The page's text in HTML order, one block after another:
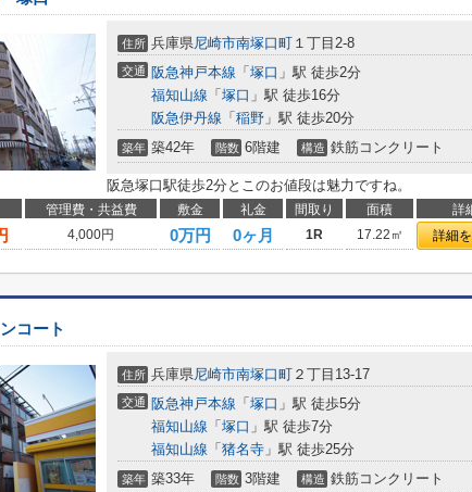
住所 兵庫県尼崎市南塚口町 １丁目2-8
交通 阪急神戸本線 「 塚口 」駅 徒歩2分
福知山線 「 塚口 」駅 徒歩16分
阪急伊丹線 「 稲野 」駅 徒歩20分
築年 築42年 階数 6階建 構造 鉄筋コンクリート
阪急塚口駅徒歩2分とこのお値段は魅力ですね。
管理費・共益費 敷金 礼金 間取り 面積 詳
4,000円 0万円 0ヶ月 1R 17.22㎡ 詳細
コート
住所 兵庫県尼崎市南塚口町 ２丁目13-17
交通 阪急神戸本線 「 塚口 」駅 徒歩5分
福知山線 「 塚口 」駅 徒歩7分
福知山線 「 猪名寺 」駅 徒歩25分
築年 築33年 階数 3階建 構造 鉄筋コンクリート